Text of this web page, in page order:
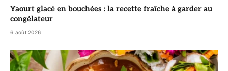
Yaourt glacé en bouchées : la recette fraîche à garder au
congélateur
6 août 2026